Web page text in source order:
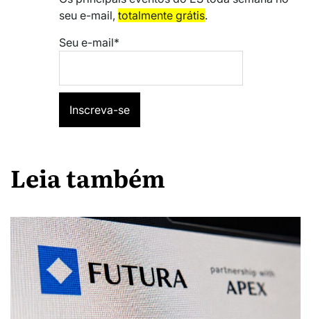
seu e-mail, totalmente grátis.
Seu e-mail*
Leia também